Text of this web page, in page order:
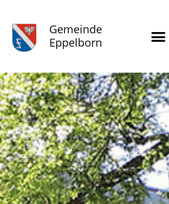
Gemeinde
Eppelborn